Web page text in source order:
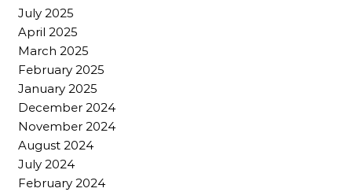
July 2025
April 2025
March 2025
February 2025
January 2025
December 2024
November 2024
August 2024
July 2024
February 2024